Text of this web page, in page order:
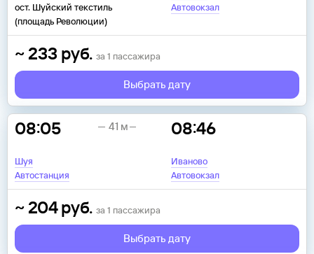
ост. Шуйский текстиль
(площадь Революции)
Автовокзал
~ 233 руб. за 1 пассажира
Выбрать дату
08:05
Шуя
Автостанция
08:46
Иваново
Автовокзал
41 м
~ 204 руб. за 1 пассажира
Выбрать дату